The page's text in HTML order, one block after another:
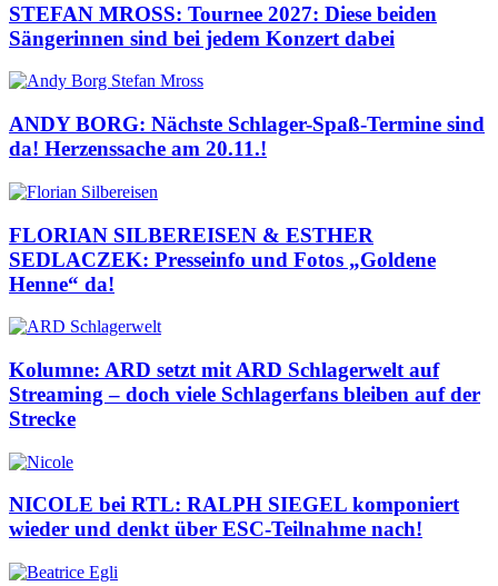
STEFAN MROSS: Tournee 2027: Diese beiden
Sängerinnen sind bei jedem Konzert dabei
ANDY BORG: Nächste Schlager-Spaß-Termine sind
da! Herzenssache am 20.11.!
FLORIAN SILBEREISEN & ESTHER
SEDLACZEK: Presseinfo und Fotos „Goldene
Henne“ da!
Kolumne: ARD setzt mit ARD Schlagerwelt auf
Streaming – doch viele Schlagerfans bleiben auf der
Strecke
NICOLE bei RTL: RALPH SIEGEL komponiert
wieder und denkt über ESC-Teilnahme nach!